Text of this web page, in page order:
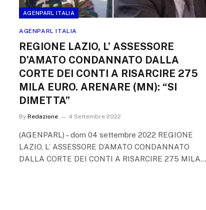
AGENPARL ITALIA
AGENPARL ITALIA
REGIONE LAZIO, L’ ASSESSORE
D’AMATO CONDANNATO DALLA
CORTE DEI CONTI A RISARCIRE 275
MILA EURO. ARENARE (MN): “SI
DIMETTA”
By Redazione 4 Settembre 2022
(AGENPARL) – dom 04 settembre 2022 REGIONE
LAZIO, L’ ASSESSORE D’AMATO CONDANNATO
DALLA CORTE DEI CONTI A RISARCIRE 275 MILA…